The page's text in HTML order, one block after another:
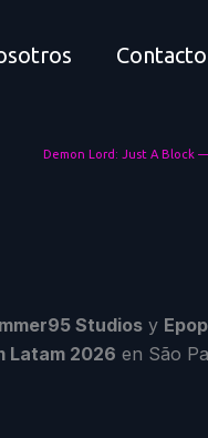
Contacto
Demon Lord: Just A Block
Studios y
Latam 2026 en São